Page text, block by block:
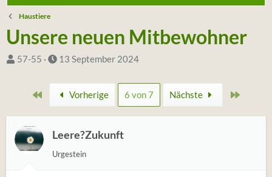
Haustiere
Unsere neuen Mitbewohner
S
t
e
r
57-55
D
u
m
S
13 September 2024
Erste Vorherige 6 von 7 Nächste
Leere?Zukunft
Urgestein